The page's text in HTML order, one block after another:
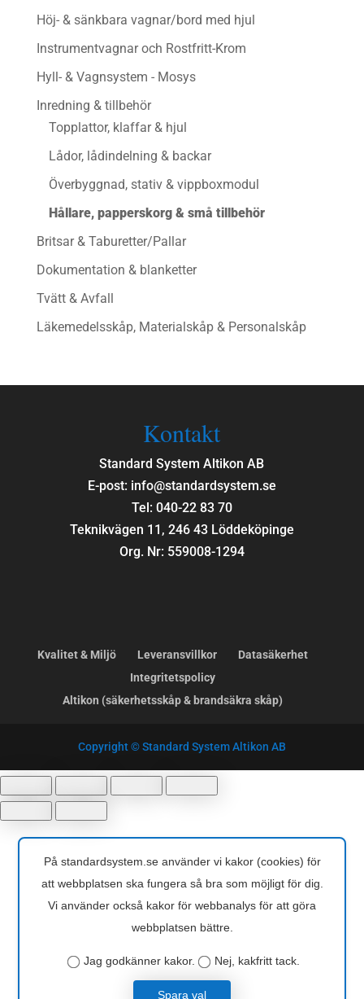
Höj- & sänkbara vagnar/bord med hjul
Instrumentvagnar och Rostfritt-Krom
Hyll- & Vagnsystem - Mosys
Inredning & tillbehör
Topplattor, klaffar & hjul
Lådor, lådindelning & backar
Överbyggnad, stativ & vippboxmodul
Hållare, papperskorg & små tillbehör
Britsar & Taburetter/Pallar
Dokumentation & blanketter
Tvätt & Avfall
Läkemedelsskåp, Materialskåp & Personalskåp
Kontakt
Standard System Altikon AB
E-post: info@standardsystem.se
Tel: 040-22 83 70
Teknikvägen 11, 246 43 Löddeköpinge
Org. Nr: 559008-1294
Kvalitet & Miljö Leveransvillkor
Datasäkerhet
Integritetspolicy
Altikon (säkerhetsskåp & brandsäkra skåp)
Copyright © Standard System Altikon AB
På standardsystem.se använder vi kakor (cookies) för
att webbplatsen ska fungera så bra som möjligt för dig.
Vi använder också kakor för webbanalys för att göra
webbplatsen bättre.
Jag godkänner kakor. Nej, kakfritt tack.
Spara val